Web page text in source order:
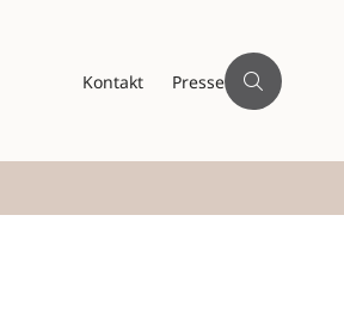
Kontakt Presse